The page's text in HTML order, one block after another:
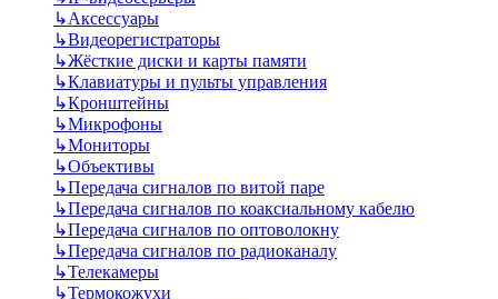
↳Аксессуары
↳Видеорегистраторы
↳Жёсткие диски и карты памяти
↳Клавиатуры и пульты управления
↳Кронштейны
↳Микрофоны
↳Мониторы
↳Объективы
↳Передача сигналов по витой паре
↳Передача сигналов по коаксиальному кабелю
↳Передача сигналов по оптоволокну
↳Передача сигналов по радиоканалу
↳Телекамеры
↳Термокожухи